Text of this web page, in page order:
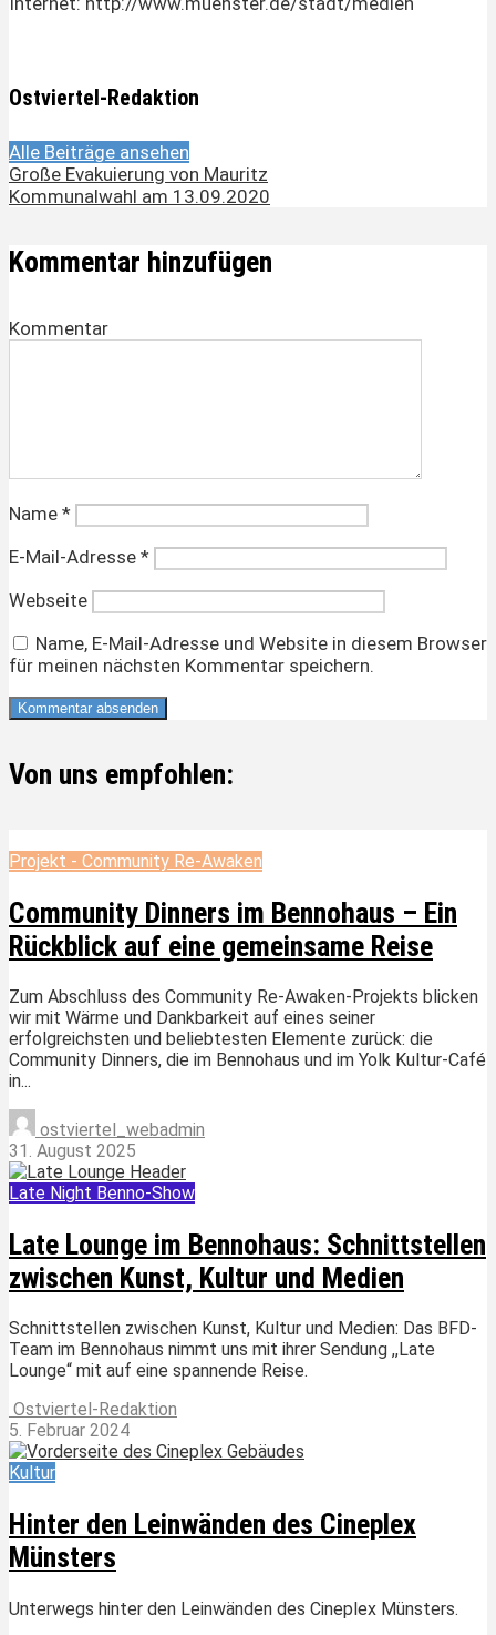
Ostviertel-Redaktion
Alle Beiträge ansehen
Große Evakuierung von Mauritz
Kommunalwahl am 13.09.2020
Kommentar hinzufügen
Kommentar
Name *
E-Mail-Adresse *
Webseite
Name, E-Mail-Adresse und Website in diesem Browser
für meinen nächsten Kommentar speichern.
Von uns empfohlen:
Projekt - Community Re-Awaken
Community Dinners im Bennohaus – Ein
Rückblick auf eine gemeinsame Reise
Zum Abschluss des Community Re-Awaken-Projekts blicken
wir mit Wärme und Dankbarkeit auf eines seiner
erfolgreichsten und beliebtesten Elemente zurück: die
Community Dinners, die im Bennohaus und im Yolk Kultur-Café
in...
ostviertel_webadmin
31. August 2025
Late Night Benno-Show
Late Lounge im Bennohaus: Schnittstellen
zwischen Kunst, Kultur und Medien
Schnittstellen zwischen Kunst, Kultur und Medien: Das BFD-
Team im Bennohaus nimmt uns mit ihrer Sendung ,,Late
Lounge“ mit auf eine spannende Reise.
Ostviertel-Redaktion
5. Februar 2024
Kultur
Hinter den Leinwänden des Cineplex
Münsters
Unterwegs hinter den Leinwänden des Cineplex Münsters.